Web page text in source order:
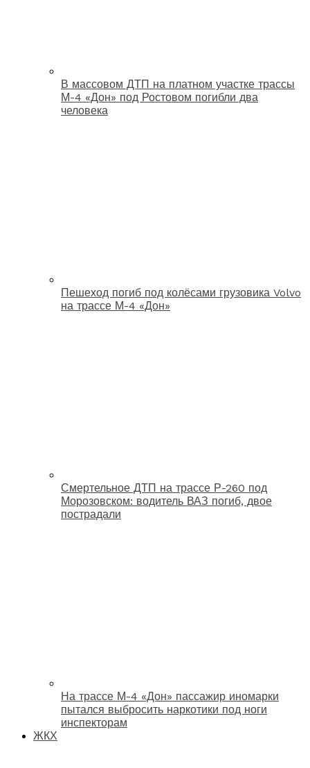
В массовом ДТП на платном участке трассы
М-4 «Дон» под Ростовом погибли два
человека
Пешеход погиб под колёсами грузовика Volvo
на трассе М-4 «Дон»
Смертельное ДТП на трассе Р-260 под
Морозовском: водитель ВАЗ погиб, двое
пострадали
На трассе М-4 «Дон» пассажир иномарки
пытался выбросить наркотики под ноги
инспекторам
ЖКХ